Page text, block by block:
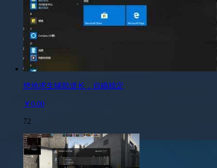
绝地求生辅助道长，自瞄稳定
￥0.00
72